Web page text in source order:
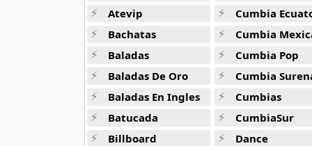
Warrior
27 músicas online
Wason Brazoban
7 músicas online
Watussi
11 músicas online
Atevip
Bachatas
Baladas
Baladas De Oro
Baladas En Ingles
Batucada
Billboard
Cumbia
Cumbia
Cumbia Pop
Cumbia
Cumbias
CumbiaSur
Dance